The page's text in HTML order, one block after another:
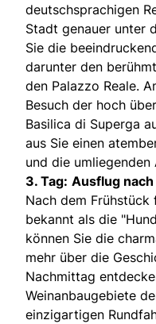
deutschsprachigen
Stadt genauer unter
Sie die
darunter den
den Palazzo Reale.
Besuch der hoch
Basilica di Superga
aus Sie einen
und die umliegenden
3. Tag: Ausflug nach
Nach dem Frühstück
bekannt als die
können Sie die
mehr über die
Nachmittag
Weinanbaugebiete
einzigartigen